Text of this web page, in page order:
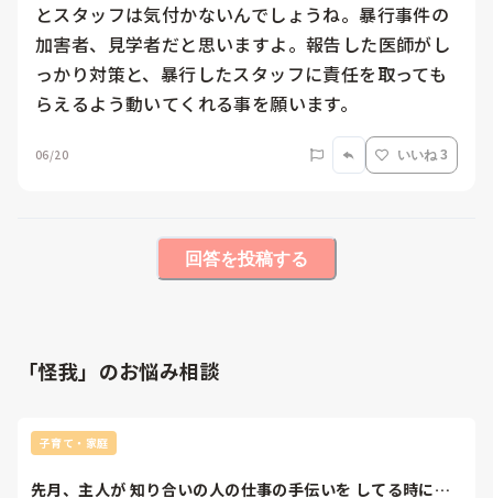
とスタッフは気付かないんでしょうね。暴行事件の
加害者、見学者だと思いますよ。報告した医師がし
っかり対策と、暴行したスタッフに責任を取っても
らえるよう動いてくれる事を願います。
06/20 いいね 3
回答を投稿する
「怪我」のお悩み相談
子育て・家庭
先月、主人が 知り合いの人の仕事の手伝いを してる時に、